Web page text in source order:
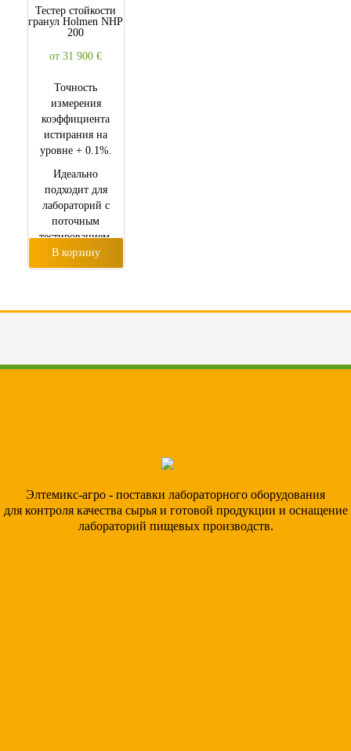
Тестер стойкости
гранул Holmen NHP
200
от 31 900€
Точность
измерения
коэффициента
истирания на
уровне + 0.1%.
Идеально
подходит для
лабораторий с
поточным
тестированием.
В корзину
Элтемикс-агро - поставки лабораторного оборудования
для контроля качества сырья и готовой продукции и оснащение
лабораторий пищевых производств.